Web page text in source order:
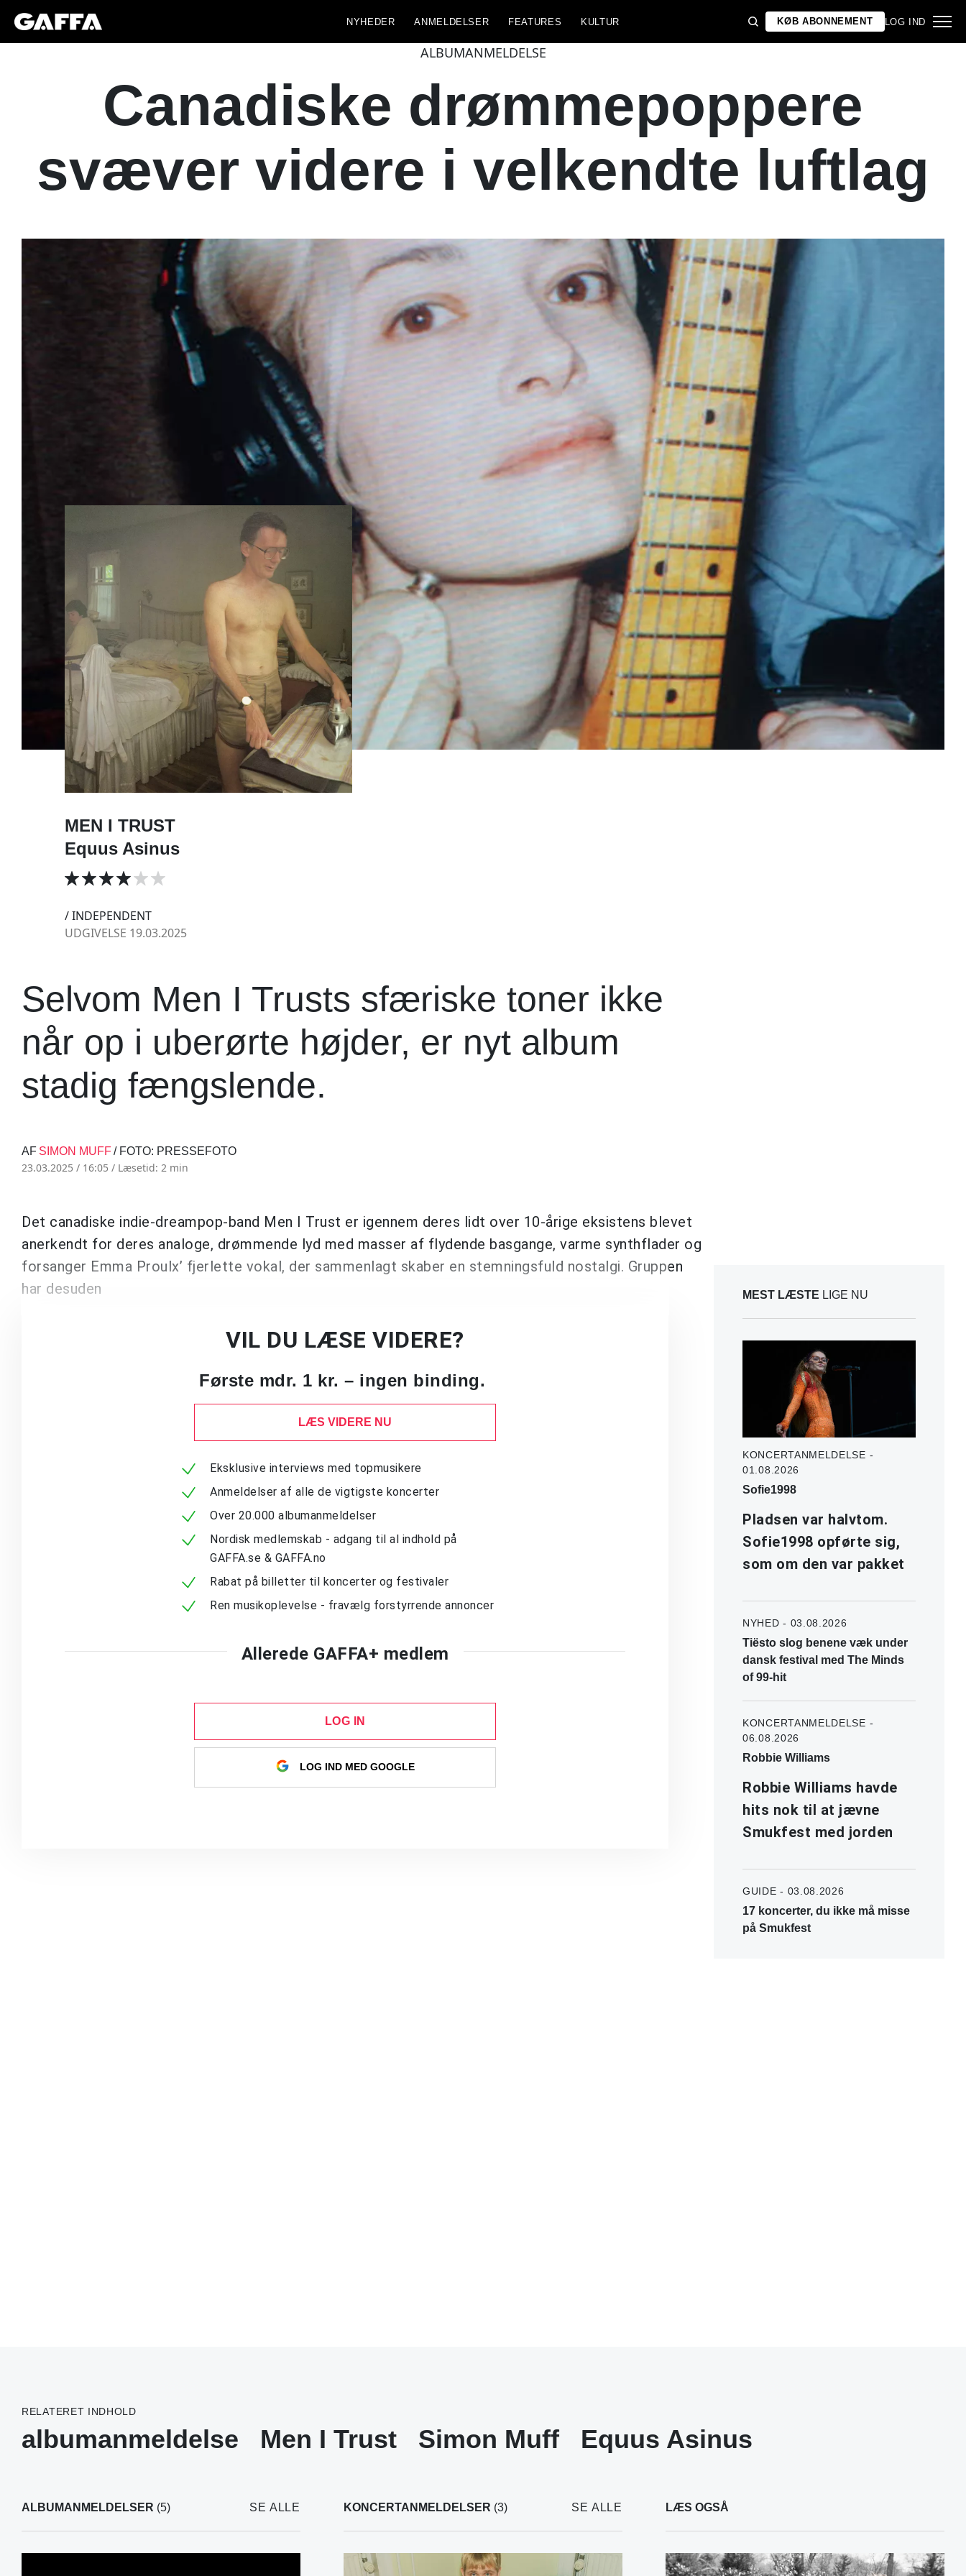
NYHEDER ANMELDELSER FEATURES KULTUR KØB ABONNEMENT LOG IND
ALBUMANMELDELSE
Canadiske drømmepoppere
svæver videre i velkendte luftlag
MEN I TRUST
Equus Asinus
/ INDEPENDENT
UDGIVELSE 19.03.2025
Selvom Men I Trusts sfæriske toner ikke
når op i uberørte højder, er nyt album
stadig fængslende.
AF SIMON MUFF/ FOTO: PRESSEFOTO
23.03.2025 / 16:05 / Læsetid: 2 min
Det canadiske indie-dreampop-band Men I Trust er igennem deres lidt over 10-årige eksistens blevet
anerkendt for deres analoge, drømmende lyd med masser af flydende basgange, varme synthflader og
forsanger Emma Proulx’ fjerlette vokal, der sammenlagt skaber en stemningsfuld nostalgi. Gruppen
har desuden
VIL DU LÆSE VIDERE?
Første mdr. 1 kr. – ingen binding.
LÆS VIDERE NU
Eksklusive interviews med topmusikere
Anmeldelser af alle de vigtigste koncerter
Over 20.000 albumanmeldelser
Nordisk medlemskab - adgang til al indhold på
GAFFA.se & GAFFA.no
Rabat på billetter til koncerter og festivaler
Ren musikoplevelse - fravælg forstyrrende annoncer
Allerede GAFFA+ medlem
LOG IN
LOG IND MED GOOGLE
MEST LÆSTE LIGE NU
KONCERTANMELDELSE -
01.08.2026
Sofie1998
Pladsen var halvtom.
Sofie1998 opførte sig,
som om den var pakket
NYHED - 03.08.2026
Tiësto slog benene væk under
dansk festival med The Minds
of 99-hit
KONCERTANMELDELSE -
06.08.2026
Robbie Williams
Robbie Williams havde
hits nok til at jævne
Smukfest med jorden
GUIDE - 03.08.2026
17 koncerter, du ikke må misse
på Smukfest
RELATERET INDHOLD
albumanmeldelse Men I Trust Simon Muff Equus Asinus
ALBUMANMELDELSER (5) SE ALLE KONCERTANMELDELSER (3) SE ALLE LÆS OGSÅ